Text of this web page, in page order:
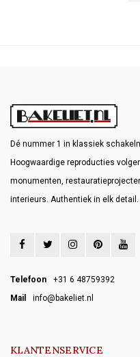
Dé nummer 1 in klassiek
Hoogwaardige reproducties
monumenten,
interieurs. Authentiek in elk detail.
Telefoon
+31 6 48759392
Mail
info@bakeliet.nl
KLANTENSERVICE